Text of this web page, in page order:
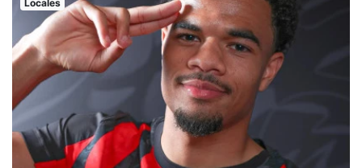
Locales